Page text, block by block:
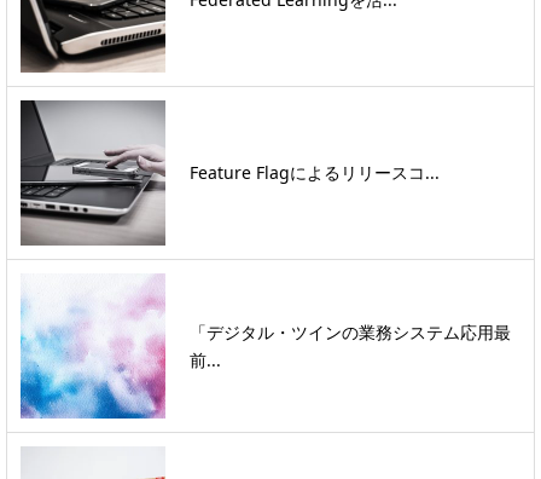
Feature Flagによるリリースコ...
「デジタル・ツインの業務システム応用最
前...